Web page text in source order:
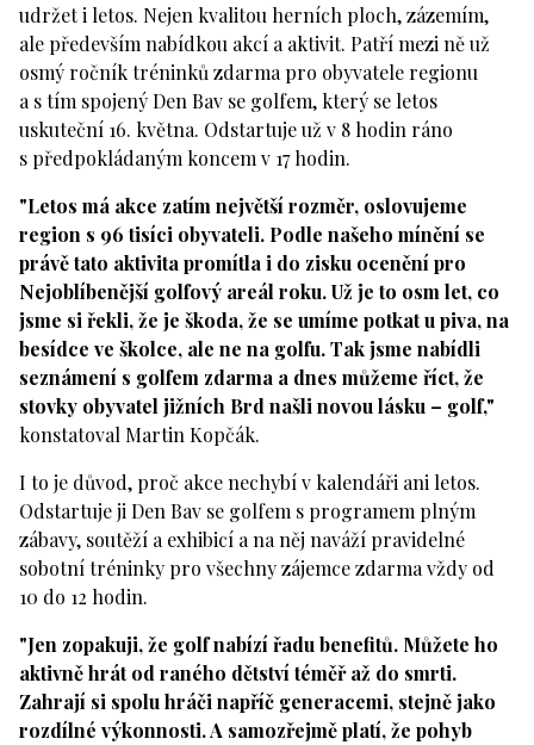
udržet i letos. Nejen kvalitou herních ploch, zázemím,
ale především nabídkou akcí a aktivit. Patří mezi ně už
osmý ročník tréninků zdarma pro obyvatele regionu
a s tím spojený Den Bav se golfem, který se letos
uskuteční 16. května. Odstartuje už v 8 hodin ráno
s předpokládaným koncem v 17 hodin.
"Letos má akce zatím největší rozměr, oslovujeme
region s 96 tisíci obyvateli. Podle našeho mínění se
právě tato aktivita promítla i do zisku ocenění pro
Nejoblíbenější golfový areál roku. Už je to osm let, co
jsme si řekli, že je škoda, že se umíme potkat u piva, na
besídce ve školce, ale ne na golfu. Tak jsme nabídli
seznámení s golfem zdarma a dnes můžeme říct, že
stovky obyvatel jižních Brd našli novou lásku – golf,"
konstatoval Martin Kopčák.
I to je důvod, proč akce nechybí v kalendáři ani letos.
Odstartuje ji Den Bav se golfem s programem plným
zábavy, soutěží a exhibicí a na něj naváží pravidelné
sobotní tréninky pro všechny zájemce zdarma vždy od
10 do 12 hodin.
"Jen zopakuji, že golf nabízí řadu benefitů. Můžete ho
aktivně hrát od raného dětství téměř až do smrti.
Zahrají si spolu hráči napříč generacemi, stejně jako
rozdílné výkonnosti. A samozřejmě platí, že pohyb